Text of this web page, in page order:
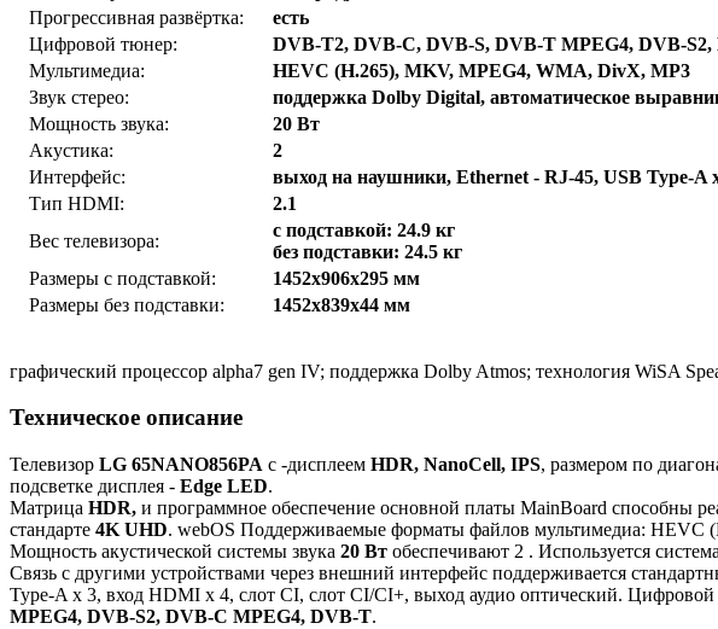
Прогрессивная развёртка:
есть
Цифровой тюнер:
DVB-T2, DVB-C, DVB-S, DVB-T MPEG4, DVB-
Мультимедиа:
HEVC (H.265), MKV, MPEG4, WMA, DivX, MP3
Звук стерео:
поддержка Dolby Digital, автоматическое
Мощность звука:
20 Вт
Акустика:
2
Интерфейс:
выход на наушники, Ethernet - RJ-45, USB Type-A
Тип HDMI:
2.1
Вес телевизора:
с подставкой: 24.9 кг
без подставки: 24.5 кг
Размеры с подставкой:
1452x906x295 мм
Размеры без подставки:
1452x839x44 мм
графический процессор alpha7 gen IV; поддержка Dolby Atmos; технология WiSA
Техническое описание
Телевизор LG 65NANO856PA с -дисплеем HDR, NanoCell, IPS, размером по
подсветке дисплея - Edge LED.
Матрица HDR, и программное обеспечение основной платы MainBoard способны
стандарте 4K UHD. webOS Поддерживаемые форматы файлов мультимедиа:
Мощность акустической системы звука 20 Вт обеспечивают 2 . Используется
Связь с другими устройствами через внешний интерфейс поддерживается
Type-A x 3, вход HDMI x 4, слот CI, слот CI/CI+, выход аудио оптический.
MPEG4, DVB-S2, DVB-C MPEG4, DVB-T.